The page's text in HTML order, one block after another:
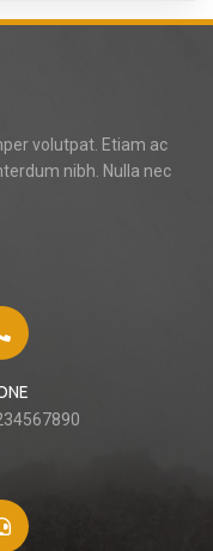
volutpat. Etiam ac
nibh. Nulla nec